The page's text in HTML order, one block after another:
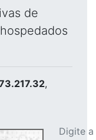
de
,
Digite